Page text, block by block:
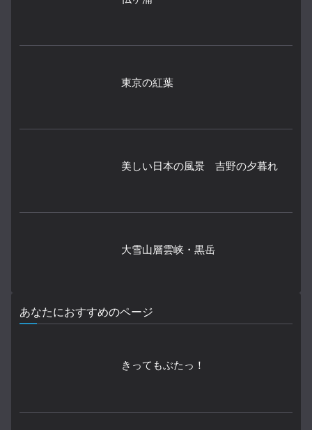
東京の紅葉
美しい日本の風景 吉野の夕暮れ
大雪山層雲峡・黒岳
あなたにおすすめのページ
きってもぶたっ！